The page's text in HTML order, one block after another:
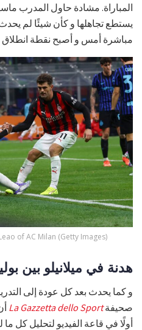
المباراة. مشادة حاول المدرب
يستطع تجاهلها و كأن شيئًا لم
مباشرة أمس و أصبح نقطة انطلاق
of AC Milan (Getty Images)
هدنة في ميلانيلو بين
و كما يحدث بعد كل عودة إلى
صحيفةLa Gazzetta dello Sport
أولًا في قاعة الفيديو لتحليل كل